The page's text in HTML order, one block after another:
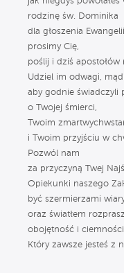
rodzinę św. Dominika
dla głoszenia Ewangelii,
prosimy Cię,
poślij i dziś apostołów
Udziel im odwagi,
aby godnie świadczyli
o Twojej śmierci,
Twoim
i Twoim przyjściu w
Pozwól nam
za przyczyną Twej
Opiekunki naszego
być szermierzami
oraz światłem
obojętność i
Który zawsze jesteś z